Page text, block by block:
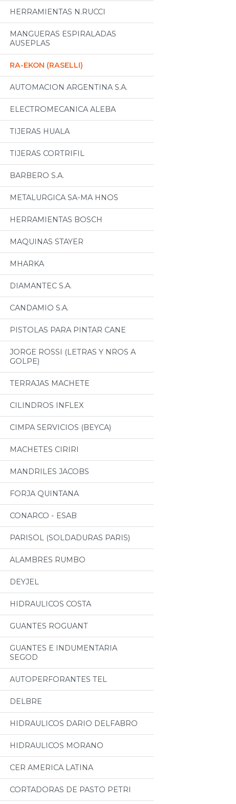
HERRAMIENTAS N.RUCCI
MANGUERAS ESPIRALADAS
AUSEPLAS
RA-EKON (RASELLI)
AUTOMACION ARGENTINA S.A.
ELECTROMECANICA ALEBA
TIJERAS HUALA
TIJERAS CORTRIFIL
BARBERO S.A.
METALURGICA SA-MA HNOS
HERRAMIENTAS BOSCH
MAQUINAS STAYER
MHARKA
DIAMANTEC S.A.
CANDAMIO S.A.
PISTOLAS PARA PINTAR CANE
JORGE ROSSI (LETRAS Y NROS A
GOLPE)
TERRAJAS MACHETE
CILINDROS INFLEX
CIMPA SERVICIOS (BEYCA)
MACHETES CIRIRI
MANDRILES JACOBS
FORJA QUINTANA
CONARCO - ESAB
PARISOL (SOLDADURAS PARIS)
ALAMBRES RUMBO
DEYJEL
HIDRAULICOS COSTA
GUANTES ROGUANT
GUANTES E INDUMENTARIA
SEGOD
AUTOPERFORANTES TEL
DELBRE
HIDRAULICOS DARIO DELFABRO
HIDRAULICOS MORANO
CER AMERICA LATINA
CORTADORAS DE PASTO PETRI